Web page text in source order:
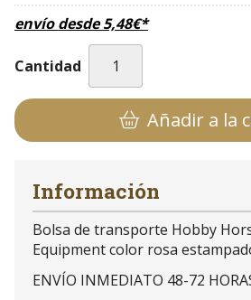
envío desde5,48€*
Cantidad
Añadir a la
Información
Bolsa de transporte Hobby
Equipment color rosa
ENVÍO INMEDIATO 48-72